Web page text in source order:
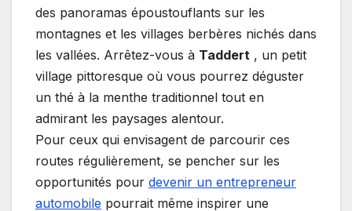
des panoramas époustouflants sur les
montagnes et les villages berbères nichés dans
les vallées. Arrêtez-vous à Taddert , un petit
village pittoresque où vous pourrez déguster
un thé à la menthe traditionnel tout en
admirant les paysages alentour.
Pour ceux qui envisagent de parcourir ces
routes régulièrement, se pencher sur les
opportunités pour devenir un entrepreneur
automobile pourrait même inspirer une